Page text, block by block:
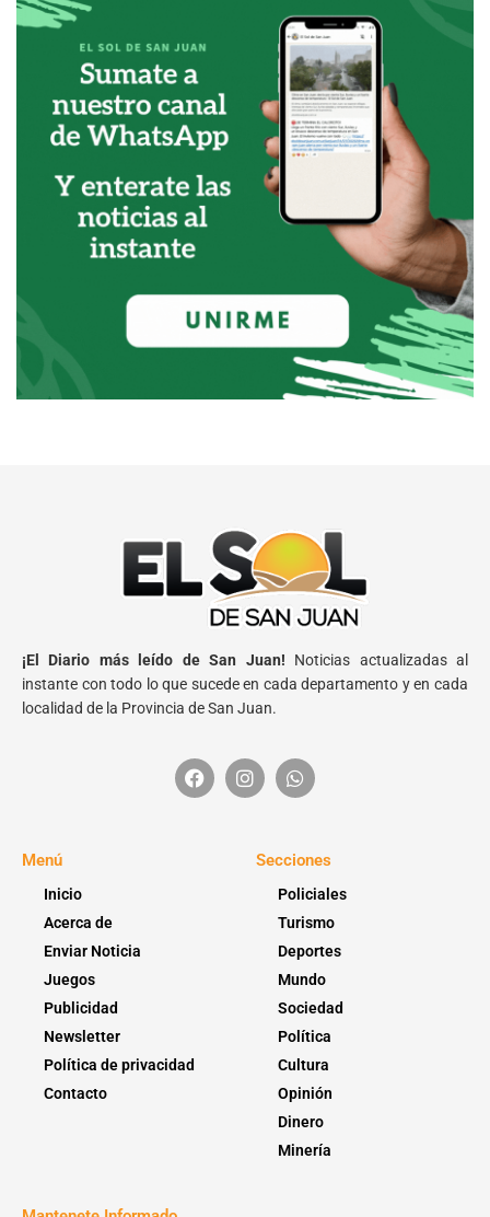
¡El Diario más leído de San Juan! Noticias actualizadas al
instante con todo lo que sucede en cada departamento y en cada
localidad de la Provincia de San Juan.
Menú
Inicio
Acerca de
Enviar Noticia
Juegos
Publicidad
Newsletter
Política de privacidad
Contacto
Secciones
Policiales
Turismo
Deportes
Mundo
Sociedad
Política
Cultura
Opinión
Dinero
Minería